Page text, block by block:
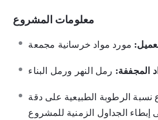
معلومات المشروع
مورد مواد خرسانية مجمعة
المجففة: رمل النهر ورمل البناء
نسبة الرطوبة الطبيعية على دقة